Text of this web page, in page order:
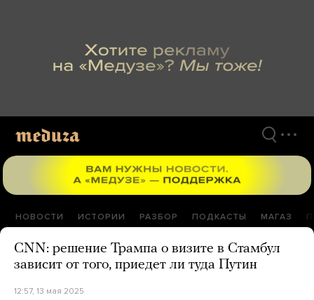
НОВОСТИ ИСТОРИИ РАЗБОР ПОДКАСТЫ МАГАЗ
CNN: решение Трампа о визите в Стамбул
зависит от того, приедет ли туда Путин
12:57, 13 мая 2025